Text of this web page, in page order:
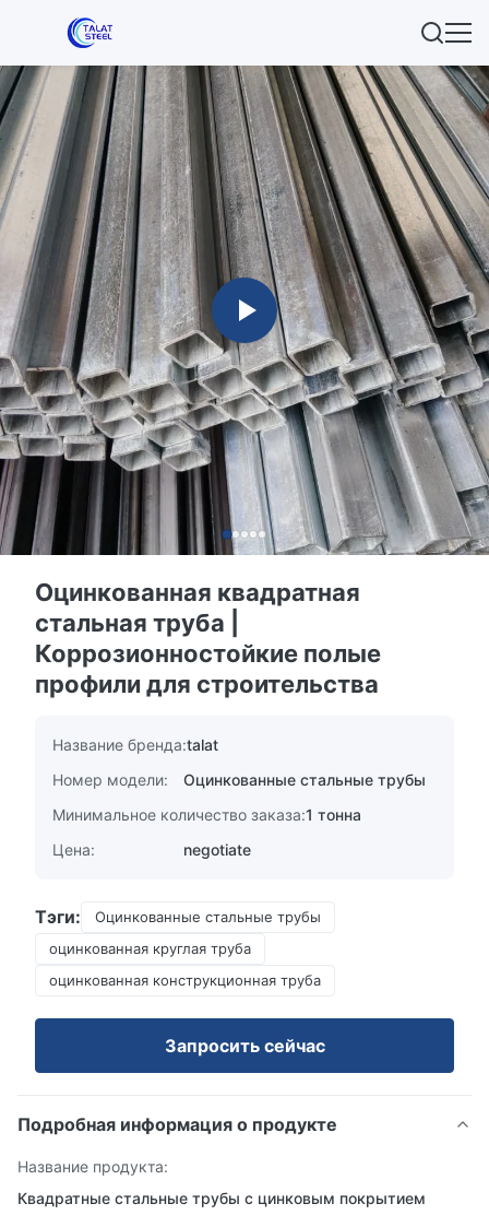
Оцинкованная квадратная
стальная труба |
Коррозионностойкие полые
профили для строительства
Название бренда:talat
Номер модели:
Оцинкованные стальные трубы
Минимальное количество заказа:1 тонна
Цена:
negotiate
Тэги:
Оцинкованные стальные трубы
оцинкованная круглая труба
оцинкованная конструкционная труба
Запросить сейчас
Подробная информация о продукте
Название продукта:
Квадратные стальные трубы с цинковым покрытием